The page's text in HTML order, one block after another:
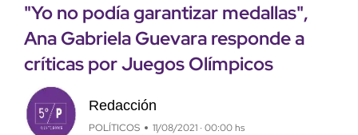
"Yo no podía garantizar medallas",
Ana Gabriela Guevara responde a
críticas por Juegos Olímpicos
Redacción
POLÍTICOS 11/08/2021 · 00:00 hs